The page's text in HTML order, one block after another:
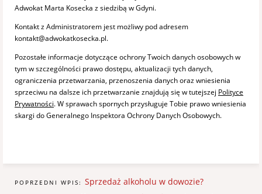
Adwokat Marta Kosecka z siedzibą w Gdyni.
Kontakt z Administratorem jest możliwy pod adresem
kontakt@adwokatkosecka.pl.
Pozostałe informacje dotyczące ochrony Twoich danych osobowych w
tym w szczególności prawo dostępu, aktualizacji tych danych,
ograniczenia przetwarzania, przenoszenia danych oraz wniesienia
sprzeciwu na dalsze ich przetwarzanie znajdują się w tutejszej Polityce
Prywatności. W sprawach spornych przysługuje Tobie prawo wniesienia
skargi do Generalnego Inspektora Ochrony Danych Osobowych.
POPRZEDNI WPIS: Sprzedaż alkoholu w dowozie?